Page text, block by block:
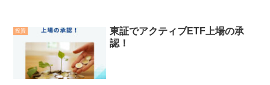
投資
東証でアクティブETF上場の承
認！